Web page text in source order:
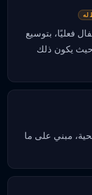
له
فعليًا، بتوسيع
على أندرويد إلى iOS حيث يكون ذلك
مبني على ما